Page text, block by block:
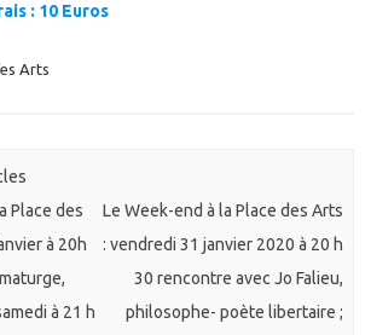
: 10 Euros
Arts
Place des
à 20h
à 21 h
Le Week-end à la Place des Arts
: vendredi 31 janvier 2020 à 20 h
30 rencontre avec Jo Falieu,
philosophe- poète libertaire ;